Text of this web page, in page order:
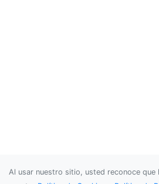
Al usar nuestro sitio, usted reconoce que